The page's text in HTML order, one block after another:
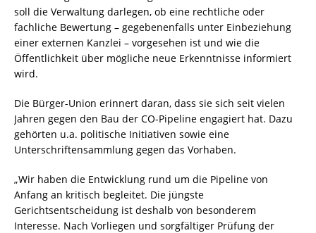
soll die Verwaltung darlegen, ob eine rechtliche oder
fachliche Bewertung – gegebenenfalls unter Einbeziehung
einer externen Kanzlei – vorgesehen ist und wie die
Öffentlichkeit über mögliche neue Erkenntnisse informiert
wird.
Die Bürger-Union erinnert daran, dass sie sich seit vielen
Jahren gegen den Bau der CO-Pipeline engagiert hat. Dazu
gehörten u.a. politische Initiativen sowie eine
Unterschriftensammlung gegen das Vorhaben.
„Wir haben die Entwicklung rund um die Pipeline von
Anfang an kritisch begleitet. Die jüngste
Gerichtsentscheidung ist deshalb von besonderem
Interesse. Nach Vorliegen und sorgfältiger Prüfung der